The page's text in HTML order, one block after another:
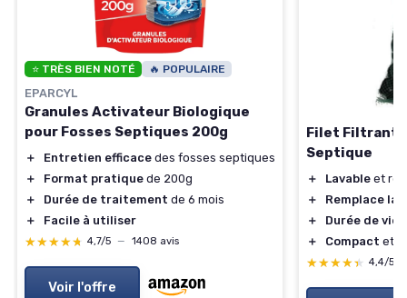
⭐ TRÈS BIEN NOTÉ 🔥 POPULAIRE
EPARCYL
Granules Activateur Biologique
pour Fosses Septiques 200g
＋ Entretien efficace des fosses septiques
＋
Format pratique de 200g
＋
Durée de traitement de 6 mois
＋
Facile à utiliser
★★★★★
★★★★★ 4,7/5 — 1408 avis
Voir l'offre
Filet Filtrant
Septique
＋ Lavable et
＋
Remplace la
＋
Durée de vie
＋
Compact et
★★★★★
★★★★★ 4,4/5